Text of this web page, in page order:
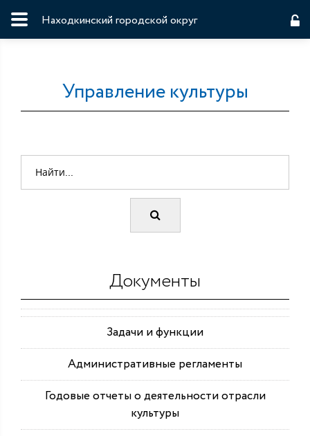
Находкинский городской округ
Управление культуры
Документы
Задачи и функции
Административные регламенты
Годовые отчеты о деятельности отрасли
культуры